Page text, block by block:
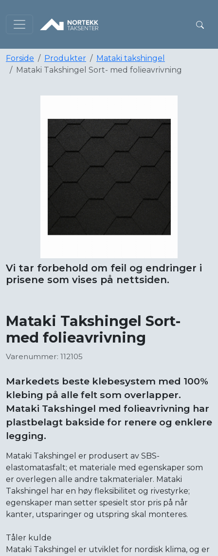
Forside Produkter
Mataki takshingel
Mataki Takshingel Sort- med folieavrivning
Vi tar forbehold om feil og endringer i
prisene som vises på nettsiden.
Mataki Takshingel Sort-
med folieavrivning
Varenummer: 112105
Markedets beste klebesystem med 100%
klebing på alle felt som overlapper.
Mataki Takshingel med folieavrivning har
plastbelagt bakside for renere og enklere
legging.
Mataki Takshingel er produsert av SBS-
elastomatasfalt; et materiale med egenskaper som
er overlegen alle andre takmaterialer. Mataki
Takshingel har en høy fleksibilitet og rivestyrke;
egenskaper man setter spesielt stor pris på når
kanter, utsparinger og utspring skal monteres.
Tåler kulde
Mataki Takshingel er utviklet for nordisk klima, og er